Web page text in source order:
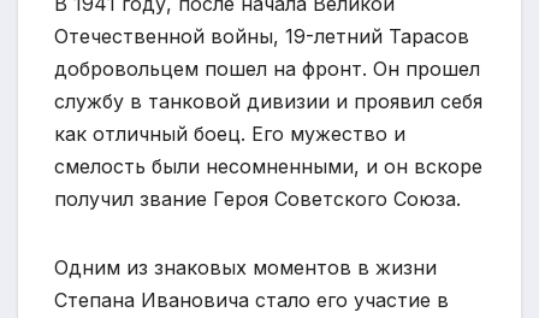
Отечественной войны, 19-летний Тарасов
добровольцем пошел на фронт. Он прошел
службу в танковой дивизии и проявил себя
как отличный боец. Его мужество и
смелость были несомненными, и он вскоре
получил звание Героя Советского Союза.
Одним из знаковых моментов в жизни
Степана Ивановича стало его участие в